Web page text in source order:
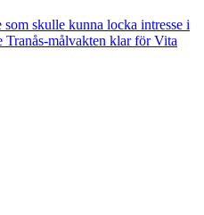
skulle kunna locka intresse i
Tranås-målvakten klar för Vita